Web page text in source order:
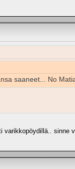
saaneet... No
sinne